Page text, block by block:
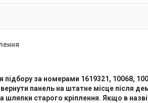
за номерами 1619321, 10068,
панель на штатне місце після
шляпки старого кріплення. Якщо в